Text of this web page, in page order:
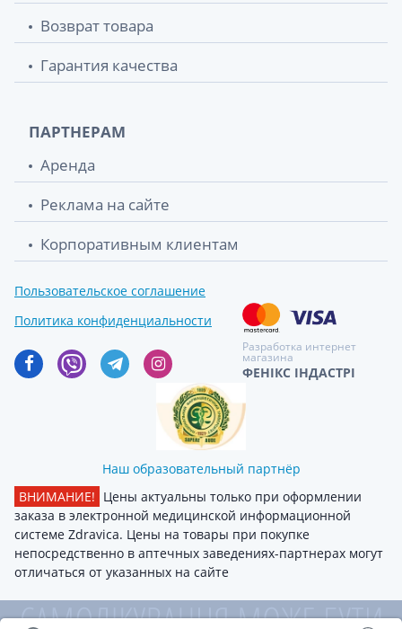
Возврат товара
Гарантия качества
ПАРТНЕРАМ
Аренда
Реклама на сайте
Корпоративным клиентам
Пользовательское соглашение
Политика конфиденциальности
Разработка интернет
магазина
ФЕНІКС ІНДАСТРІ
Наш образовательный партнёр
ВНИМАНИЕ! Цены актуальны только при оформлении
заказа в электронной медицинской информационной
системе Zdravica. Цены на товары при покупке
непосредственно в аптечных заведениях-партнерах могут
отличаться от указанных на сайте